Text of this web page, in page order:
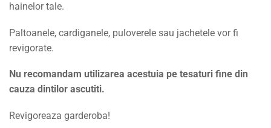
hainelor tale.
Paltoanele, cardiganele, puloverele sau jachetele vor fi
revigorate.
Nu recomandam utilizarea acestuia pe tesaturi fine din
cauza dintilor ascutiti.
Revigoreaza garderoba!